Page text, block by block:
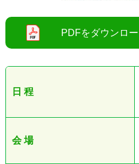
日 程
会 場